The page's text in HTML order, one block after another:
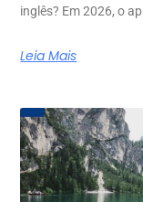
inglês? Em 2026, o
Leia Mais